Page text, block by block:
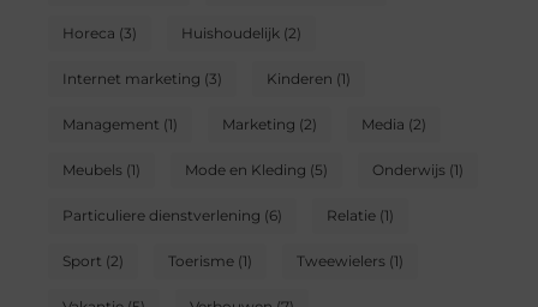
Horeca (3) Huishoudelijk (2)
Internet marketing (3) Kinderen (1)
Management (1) Marketing (2) Media (2)
Meubels(1) Mode en Kleding (5) Onderwijs(1)
Particuliere dienstverlening (6) Relatie(1)
Sport (2) Toerisme(1) Tweewielers(1)